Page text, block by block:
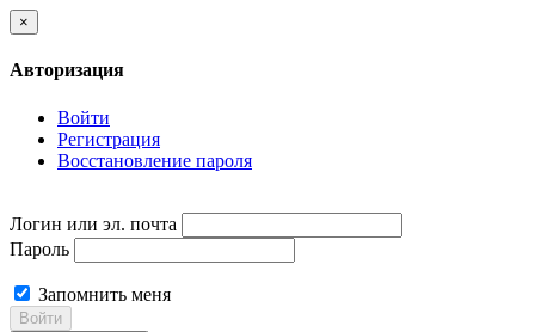
×
Авторизация
Войти
Регистрация
Восстановление пароля
Логин или эл. почта
Пароль
Запомнить меня
Войти